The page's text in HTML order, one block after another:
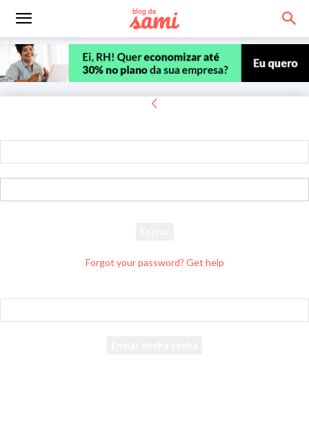
Forgot your password? Get help